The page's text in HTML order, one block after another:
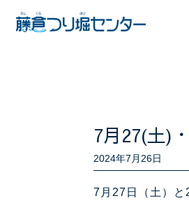
7月27(土)
2024年7月26日
7月27日（土）と